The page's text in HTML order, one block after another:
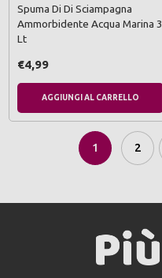
Spuma Di Di Sciampagna
Ammorbidente Acqua Marina 3
Lt
€4,99
AGGIUNGI AL CARRELLO
1 2